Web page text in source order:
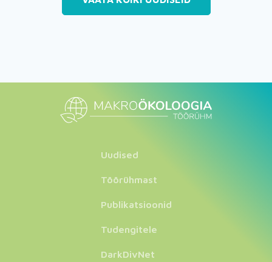
Uudised
Töörühmast
Publikatsioonid
Tudengitele
DarkDivNet